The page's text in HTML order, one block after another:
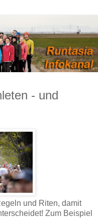
- und
und Riten, damit
Zum Beispiel